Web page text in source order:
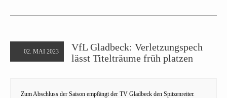
02. MAI 2023
VfL Gladbeck: Verletzungspech
lässt Titelträume früh platzen
Zum Abschluss der Saison empfängt der TV Gladbeck den Spitzenreiter.